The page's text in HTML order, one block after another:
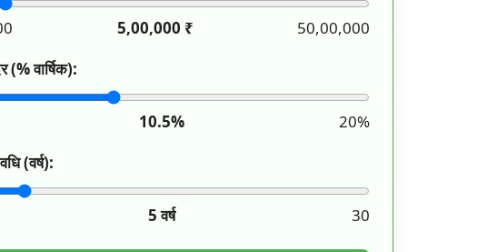
5,00,000 ₹
50,00,000
(% वार्षिक):
10.5%
20%
(वर्ष):
5वर्ष 30